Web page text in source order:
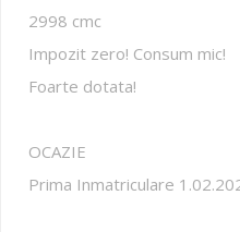
2998 cmc
Impozit zero! Consum mic!
Foarte dotata!
OCAZIE
Prima Inmatriculare